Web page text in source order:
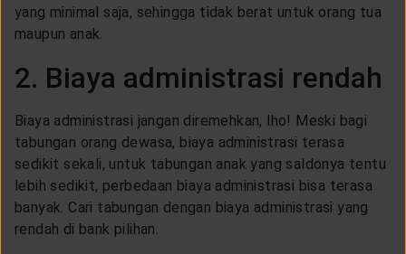
yang minimal saja, sehingga tidak berat untuk orang tua
maupun anak.
2. Biaya administrasi rendah
Biaya administrasi jangan diremehkan, lho! Meski bagi
tabungan orang dewasa, biaya administrasi terasa
sedikit sekali, untuk tabungan anak yang saldonya tentu
lebih sedikit, perbedaan biaya administrasi bisa terasa
banyak. Cari tabungan dengan biaya administrasi yang
rendah di bank pilihan.